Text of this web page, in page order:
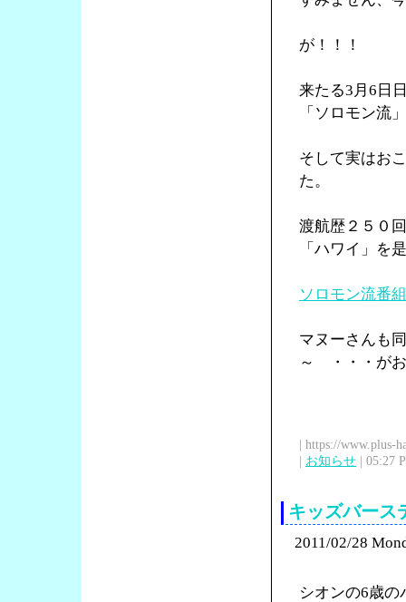
が！！！
来たる3月6日
「ソロモン流
そして実はお
た。
渡航歴２５０
「ハワイ」を
ソロモン流番
マヌーさんも
～ ・・・がお
| https://www.plus-
| お知らせ | 05:27
キッズバース
2011/02/28
シオンの6歳